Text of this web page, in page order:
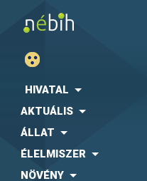
HIVATAL
AKTUÁLIS
ÁLLAT
ÉLELMISZER
NÖVÉNY